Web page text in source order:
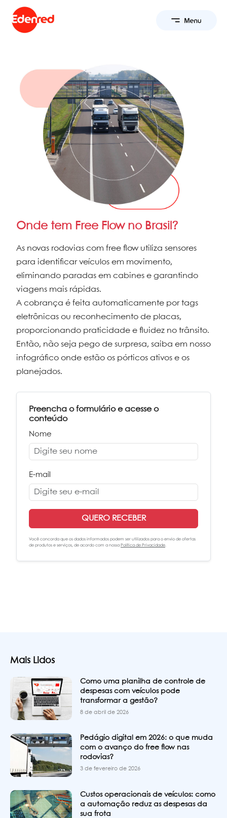
Onde tem Free Flow no Brasil?
As novas rodovias com free flow utiliza sensores
para identificar veículos em movimento,
eliminando paradas em cabines e garantindo
viagens mais rápidas.
A cobrança é feita automaticamente por tags
eletrônicas ou reconhecimento de placas,
proporcionando praticidade e fluidez no trânsito.
Então, não seja pego de surpresa, saiba em nosso
infográfico onde estão os pórticos ativos e os
planejados.
Preencha o formulário e acesse o
conteúdo
Nome
E-mail
QUERO RECEBER
Você concorda que os dados informados podem ser utilizados para o envio de ofertas
de produtos e serviços, de acordo com a nossa Política de Privacidade.
Mais Lidos
Como uma planilha de controle de
despesas com veículos pode
transformar a gestão?
8 de abril de 2026
Pedágio digital em 2026: o que muda
com o avanço do free flow nas
rodovias?
3 de fevereiro de 2026
Custos operacionais de veículos: como
a automação reduz as despesas da
sua frota